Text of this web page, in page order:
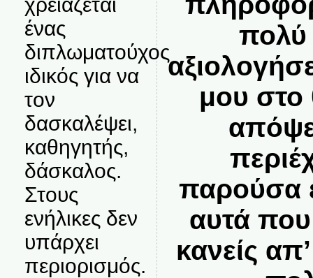
ένας
διπλωματούχος
ιδικός για να
τον
δασκαλέψει,
καθηγητής,
δάσκαλος.
Στους
ενήλικες δεν
υπάρχει
περιορισμός.
πολύ
μου στο
παρούσα
αυτά που
κανείς